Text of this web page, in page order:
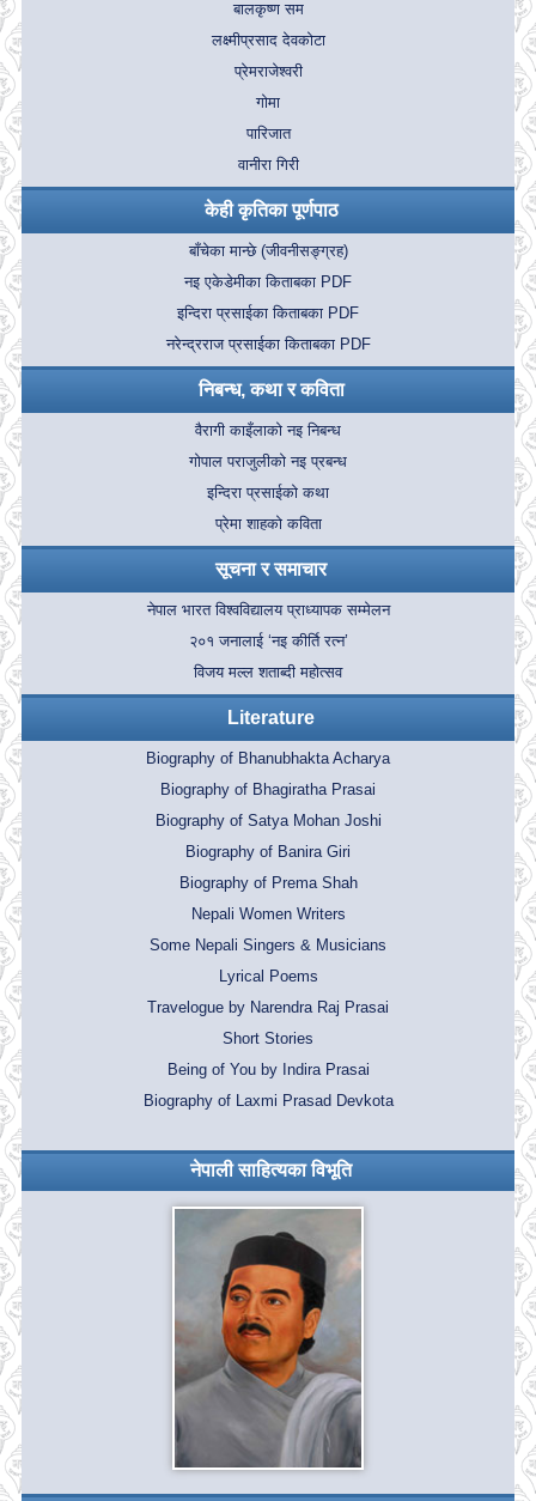
बालकृष्ण सम
लक्ष्मीप्रसाद देवकोटा
प्रेमराजेश्वरी
गोमा
पारिजात
वानीरा गिरी
केही कृतिका पूर्णपाठ
बाँचेका मान्छे (जीवनीसङ्ग्रह)
नइ एकेडेमीका किताबका PDF
इन्दिरा प्रसाईका किताबका PDF
नरेन्द्रराज प्रसाईका किताबका PDF
निबन्ध, कथा र कविता
वैरागी काइँलाको नइ निबन्ध
गोपाल पराजुलीको नइ प्रबन्ध
इन्दिरा प्रसाईको कथा
प्रेमा शाहको कविता
सूचना र समाचार
नेपाल भारत विश्वविद्यालय प्राध्यापक सम्मेलन
२०१ जनालाई ‘नइ कीर्ति रत्न’
विजय मल्ल शताब्दी महोत्सव
Literature
Biography of Bhanubhakta Acharya
Biography of Bhagiratha Prasai
Biography of Satya Mohan Joshi
Biography of Banira Giri
Biography of Prema Shah
Nepali Women Writers
Some Nepali Singers & Musicians
Lyrical Poems
Travelogue by Narendra Raj Prasai
Short Stories
Being of You by Indira Prasai
Biography of Laxmi Prasad Devkota
नेपाली साहित्यका विभूति